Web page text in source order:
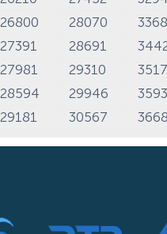
26800 28070
27391 28691
27981 29310
28594 29946
29181 30567